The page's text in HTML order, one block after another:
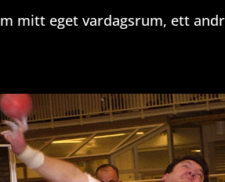
mitt eget vardagsrum, ett